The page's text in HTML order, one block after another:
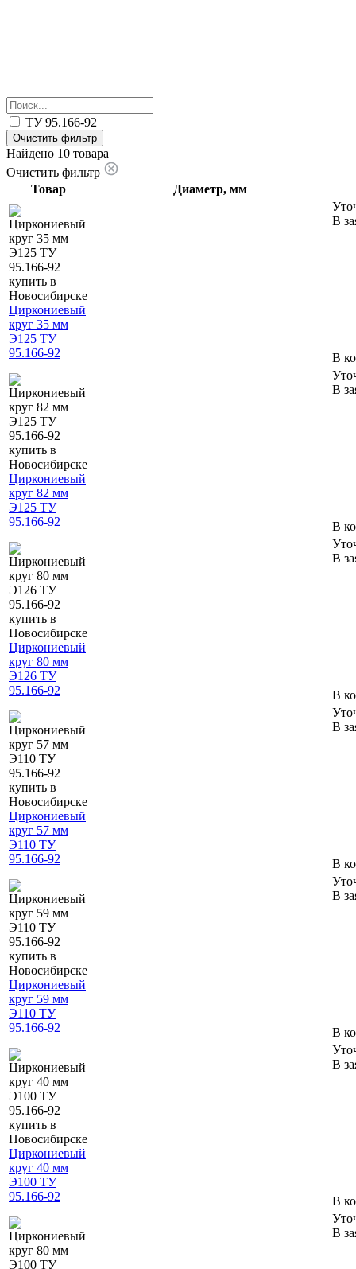
ТУ 95.166-92
Очистить фильтр
Найдено 10 товара
Очистить фильтр
Товар
Диаметр, мм
Циркониевый
круг 35 мм
Э125 ТУ
95.166-92
В
В
Циркониевый
круг 82 мм
Э125 ТУ
95.166-92
В
В
Циркониевый
круг 80 мм
Э126 ТУ
95.166-92
В
В
Циркониевый
круг 57 мм
Э110 ТУ
95.166-92
В
В
Циркониевый
круг 59 мм
Э110 ТУ
95.166-92
В
В
Циркониевый
круг 40 мм
Э100 ТУ
95.166-92
В
В
В